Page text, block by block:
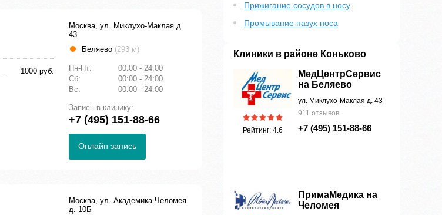
1000 руб.
Москва, ул. Миклухо-Маклая д.
43
Беляево (293 м)
Пн-Пт:
00:00 - 24:00
Сб:
00:00 - 24:00
Вс:
00:00 - 24:00
Запись в клинику:
+7 (495) 151-88-66
Онлайн запись
Москва, ул. Академика Челомея
д. 10Б
Прижигание сосудов в носу
Промывание пазух носа
Клиники в районе Коньково
Рейтинг: 4.6
МедЦентрСервис
на Беляево
ул. Миклухо-Маклая д. 43
911 отзывов
+7 (495) 151-88-66
ПримаМедика на
Челомея